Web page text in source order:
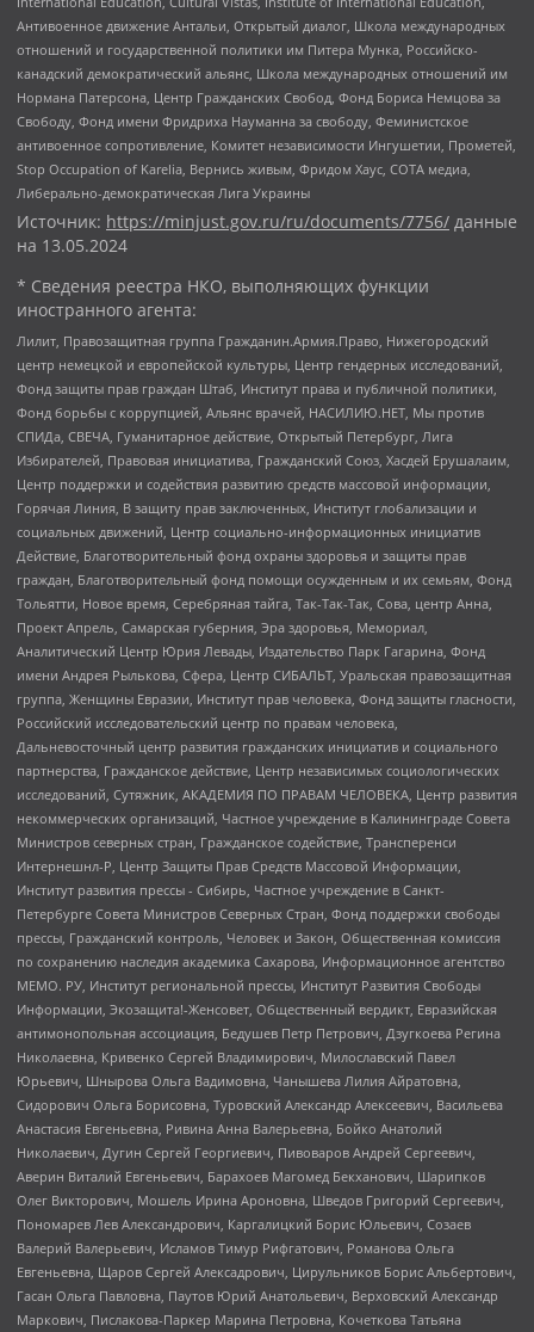
Антивоенное движение Антальи, Открытый диалог, Школа международных
отношений и государственной политики им Питера Мунка, Российско-
канадский демократический альянс, Школа международных отношений им
Нормана Патерсона, Центр Гражданских Свобод, Фонд Бориса Немцова за
Свободу, Фонд имени Фридриха Науманна за свободу, Феминистское
антивоенное сопротивление, Комитет независимости Ингушетии, Прометей,
Stop Occupation of Karelia, Вернись живым, Фридом Хаус, СОТА медиа,
Либерально-демократическая Лига Украины
Источник: https://minjust.gov.ru/ru/documents/7756/ данные
на 13.05.2024
* Сведения реестра НКО, выполняющих функции
иностранного агента:
Лилит, Правозащитная группа Гражданин.Армия.Право, Нижегородский
центр немецкой и европейской культуры, Центр гендерных исследований,
Фонд защиты прав граждан Штаб, Институт права и публичной политики,
Фонд борьбы с коррупцией, Альянс врачей, НАСИЛИЮ.НЕТ, Мы против
СПИДа, СВЕЧА, Гуманитарное действие, Открытый Петербург, Лига
Избирателей, Правовая инициатива, Гражданский Союз, Хасдей Ерушалаим,
Центр поддержки и содействия развитию средств массовой информации,
Горячая Линия, В защиту прав заключенных, Институт глобализации и
социальных движений, Центр социально-информационных инициатив
Действие, Благотворительный фонд охраны здоровья и защиты прав
граждан, Благотворительный фонд помощи осужденным и их семьям, Фонд
Тольятти, Новое время, Серебряная тайга, Так-Так-Так, Сова, центр Анна,
Проект Апрель, Самарская губерния, Эра здоровья, Мемориал,
Аналитический Центр Юрия Левады, Издательство Парк Гагарина, Фонд
имени Андрея Рылькова, Сфера, Центр СИБАЛЬТ, Уральская правозащитная
группа, Женщины Евразии, Институт прав человека, Фонд защиты гласности,
Российский исследовательский центр по правам человека,
Дальневосточный центр развития гражданских инициатив и социального
партнерства, Гражданское действие, Центр независимых социологических
исследований, Сутяжник, АКАДЕМИЯ ПО ПРАВАМ ЧЕЛОВЕКА, Центр развития
некоммерческих организаций, Частное учреждение в Калининграде Совета
Министров северных стран, Гражданское содействие, Трансперенси
Интернешнл-Р, Центр Защиты Прав Средств Массовой Информации,
Институт развития прессы - Сибирь, Частное учреждение в Санкт-
Петербурге Совета Министров Северных Стран, Фонд поддержки свободы
прессы, Гражданский контроль, Человек и Закон, Общественная комиссия
по сохранению наследия академика Сахарова, Информационное агентство
МЕМО. РУ, Институт региональной прессы, Институт Развития Свободы
Информации, Экозащита!-Женсовет, Общественный вердикт, Евразийская
антимонопольная ассоциация, Бедушев Петр Петрович, Дзугкоева Регина
Николаевна, Кривенко Сергей Владимирович, Милославский Павел
Юрьевич, Шнырова Ольга Вадимовна, Чанышева Лилия Айратовна,
Сидорович Ольга Борисовна, Туровский Александр Алексеевич, Васильева
Анастасия Евгеньевна, Ривина Анна Валерьевна, Бойко Анатолий
Николаевич, Дугин Сергей Георгиевич, Пивоваров Андрей Сергеевич,
Аверин Виталий Евгеньевич, Барахоев Магомед Бекханович, Шарипков
Олег Викторович, Мошель Ирина Ароновна, Шведов Григорий Сергеевич,
Пономарев Лев Александрович, Каргалицкий Борис Юльевич, Созаев
Валерий Валерьевич, Исламов Тимур Рифгатович, Романова Ольга
Евгеньевна, Щаров Сергей Алексадрович, Цирульников Борис Альбертович,
Гасан Ольга Павловна, Паутов Юрий Анатольевич, Верховский Александр
Маркович, Пислакова-Паркер Марина Петровна, Кочеткова Татьяна